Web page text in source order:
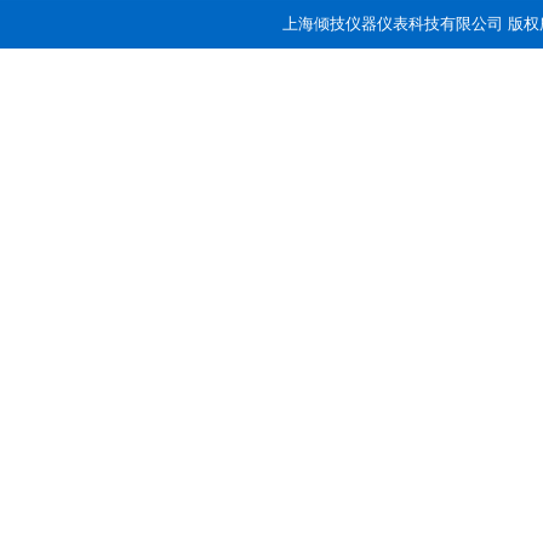
上海倾技仪器仪表科技有限公司 版